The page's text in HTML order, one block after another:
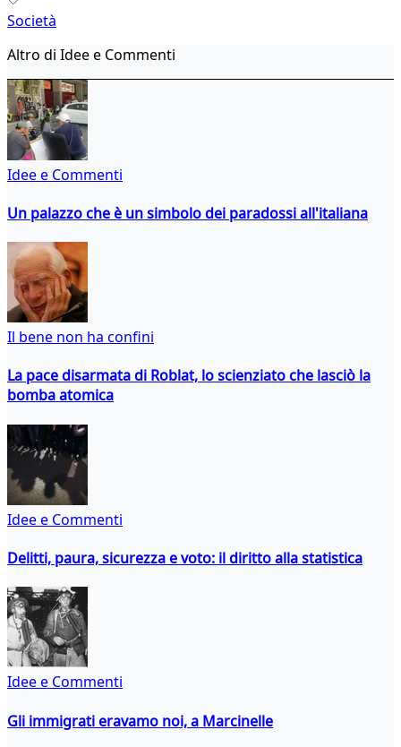
Società
Altro di Idee e Commenti
Idee e Commenti
Un palazzo che è un simbolo dei paradossi all'italiana
Il bene non ha confini
La pace disarmata di Roblat, lo scienziato che lasciò la
bomba atomica
Idee e Commenti
Delitti, paura, sicurezza e voto: il diritto alla statistica
Idee e Commenti
Gli immigrati eravamo noi, a Marcinelle